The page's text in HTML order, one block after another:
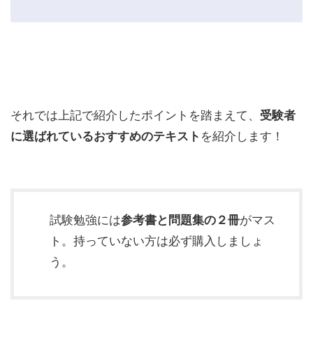
それでは上記で紹介したポイントを踏まえて、 受験者
に選ばれているおすすめのテキスト を紹介します！
試験勉強には参考書と問題集の２冊がマス
ト。持っていない方は必ず購入しましょ
う。